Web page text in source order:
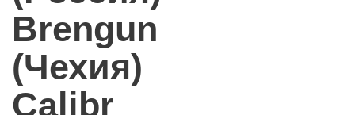
Brengun
(Чехия)
Calibr